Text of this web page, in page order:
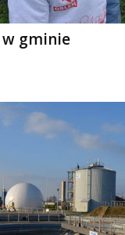
gminie